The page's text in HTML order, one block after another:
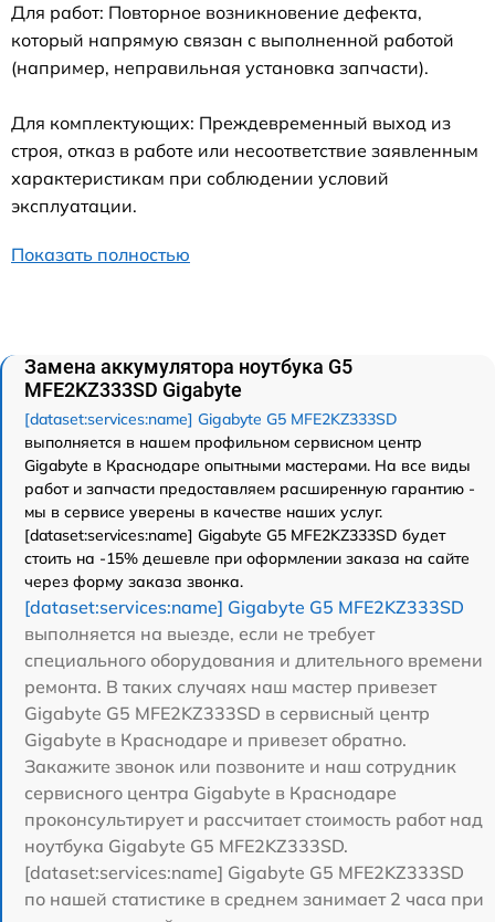
Для работ: Повторное возникновение дефекта,
который напрямую связан с выполненной работой
(например, неправильная установка запчасти).
Для комплектующих: Преждевременный выход из
строя, отказ в работе или несоответствие заявленным
характеристикам при соблюдении условий
эксплуатации.
Показать полностью
Замена аккумулятора ноутбука G5
MFE2KZ333SD Gigabyte
[dataset:services:name] Gigabyte G5 MFE2KZ333SD
выполняется в нашем профильном сервисном центр
Gigabyte в Краснодаре опытными мастерами. На все виды
работ и запчасти предоставляем расширенную гарантию -
мы в сервисе уверены в качестве наших услуг.
[dataset:services:name] Gigabyte G5 MFE2KZ333SD будет
стоить на -15% дешевле при оформлении заказа на сайте
через форму заказа звонка.
[dataset:services:name] Gigabyte G5 MFE2KZ333SD
выполняется на выезде, если не требует
специального оборудования и длительного времени
ремонта. В таких случаях наш мастер привезет
Gigabyte G5 MFE2KZ333SD в сервисный центр
Gigabyte в Краснодаре и привезет обратно.
Закажите звонок или позвоните и наш сотрудник
сервисного центра Gigabyte в Краснодаре
проконсультирует и рассчитает стоимость работ над
ноутбука Gigabyte G5 MFE2KZ333SD.
[dataset:services:name] Gigabyte G5 MFE2KZ333SD
по нашей статистике в среднем занимает 2 часа при